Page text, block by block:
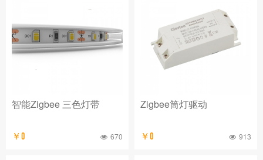
联系我们
智能Zigbee 三色灯带
￥0 670
Zigbee筒灯驱动
￥0 913